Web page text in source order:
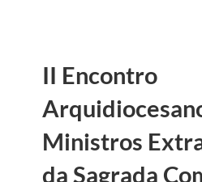
II Encontro
Ministros
da Sagrada